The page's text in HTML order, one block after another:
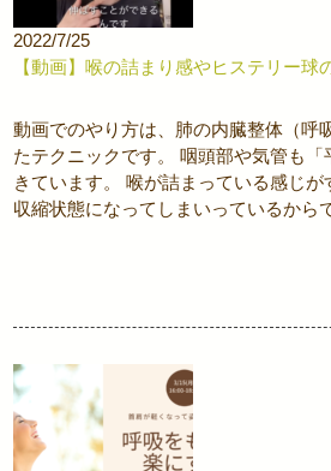
2022/7/25
【動画】喉の詰まり感やヒステリー球
動画でのやり方は、肺の内臓整体（呼
たテクニックです。 咽頭部や気管も
きています。 喉が詰まっている感じ
収縮状態になってしまいっているから